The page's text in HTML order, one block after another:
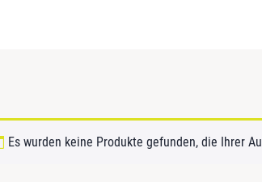
Es wurden keine Produkte gefunden, die Ihrer